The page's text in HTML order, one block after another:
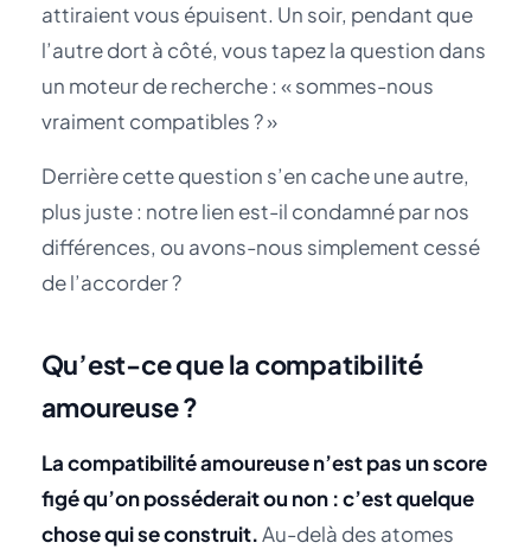
attiraient vous épuisent. Un soir, pendant que
l’autre dort à côté, vous tapez la question dans
un moteur de recherche : « sommes-nous
vraiment compatibles ? »
Derrière cette question s’en cache une autre,
plus juste : notre lien est-il condamné par nos
différences, ou avons-nous simplement cessé
de l’accorder ?
Qu’est-ce que la compatibilité
amoureuse ?
La compatibilité amoureuse n’est pas un score
figé qu’on posséderait ou non : c’est quelque
chose qui se construit.Au-delà des atomes